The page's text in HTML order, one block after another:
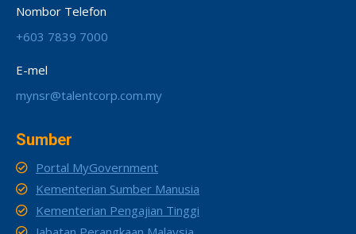
Nombor Telefon
+603 7839 7000
E-mel
mynsr@talentcorp.com.my
Sumber
Portal MyGovernment
Kementerian Sumber Manusia
Kementerian Pengajian Tinggi